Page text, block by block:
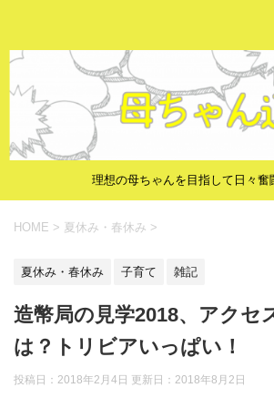
理想の母ちゃんを目指して日々奮
HOME > 夏休み・春休み >
夏休み・春休み 子育て 雑記
造幣局の見学2018、アクセ
は？トリビアいっぱい！
投稿日：2018年2月4日 更新日： 2018年8月2日